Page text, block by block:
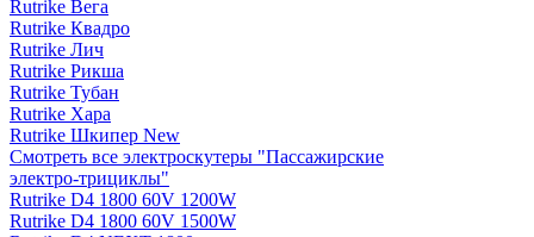
Rutrike Вега
Rutrike Квадро
Rutrike Лич
Rutrike Рикша
Rutrike Тубан
Rutrike Хара
Rutrike Шкипер New
Смотреть все электро­скутеры "Пассажирские
электро‑трициклы"
Rutrike D4 1800 60V 1200W
Rutrike D4 1800 60V 1500W